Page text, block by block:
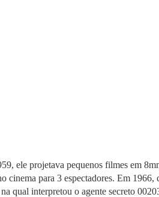
ele projetava pequenos filmes em
cinema para 3 espectadores. Em 1966,
na qual interpretou o agente secreto